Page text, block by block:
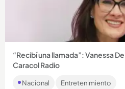
Compartir
“Recibí una llamada”: Vanessa
Caracol Radio
periodista caleña contó que
Nacional Entretenimiento